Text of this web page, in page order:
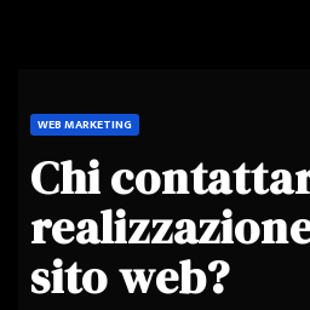
WEB MARKETING
Chi
sito web?